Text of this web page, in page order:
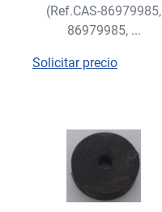
(Ref.CAS-86979985,
86979985, ...
Solicitar precio